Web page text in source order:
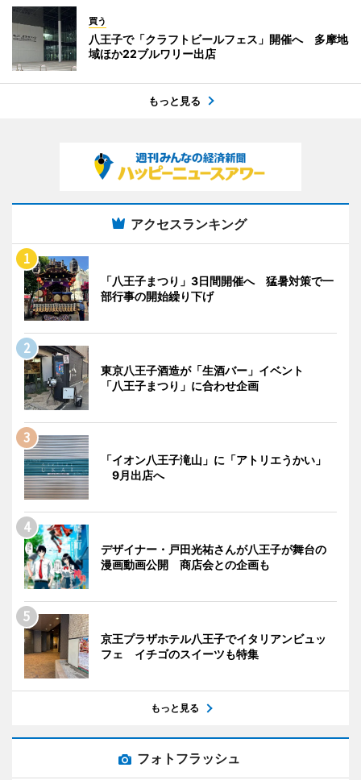
買う
八王子で「クラフトビールフェス」開催へ 多摩地
域ほか22ブルワリー出店
もっと見る
アクセスランキング
「八王子まつり」3日間開催へ 猛暑対策で一
部行事の開始繰り下げ
東京八王子酒造が「生酒バー」イベント
「八王子まつり」に合わせ企画
「イオン八王子滝山」に「アトリエうかい」
9月出店へ
デザイナー・戸田光祐さんが八王子が舞台の
漫画動画公開 商店会との企画も
京王プラザホテル八王子でイタリアンビュッ
フェ イチゴのスイーツも特集
もっと見る
フォトフラッシュ